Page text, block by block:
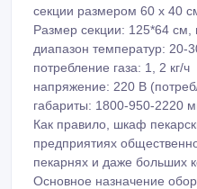
секции размером 60 х 40
Размер секции: 125*64 см,
диапазон температур: 20-
потребление газа: 1, 2 кг/ч
напряжение: 220 В
габариты: 1800-950-2220
Как правило, шкаф
предприятиях
пекарнях и даже больших
Основное назначение